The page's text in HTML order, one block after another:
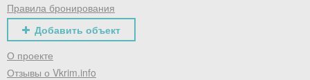
Правила бронирования
Добавить объект
О проекте
Отзывы о Vkrim.info